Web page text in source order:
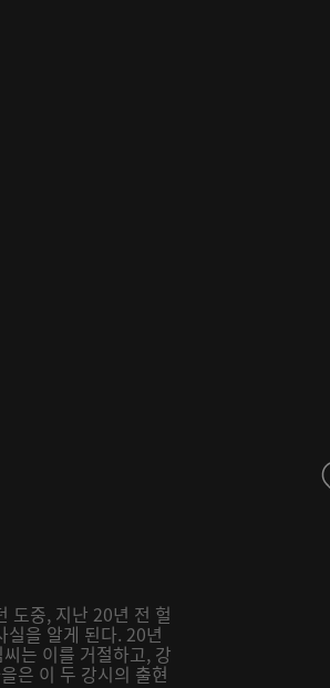
도중, 지난 20년 전 헐
실을 알게 된다. 20년
는 이를 거절하고, 강
은 이 두 강시의 출현